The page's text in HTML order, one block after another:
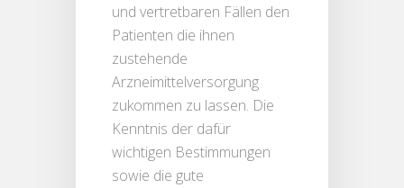
und vertretbaren Fällen den
Patienten die ihnen
zustehende
Arzneimittelversorgung
zukommen zu lassen. Die
Kenntnis der dafür
wichtigen Bestimmungen
sowie die gute